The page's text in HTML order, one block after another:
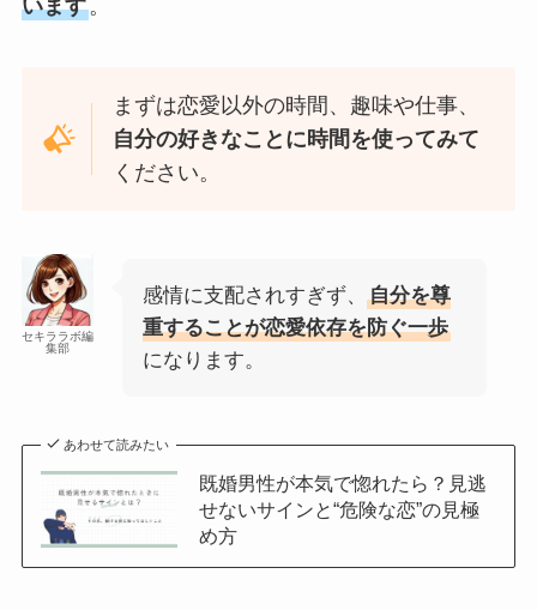
います。
まずは恋愛以外の時間、趣味や仕事、
自分の好きなことに時間を使ってみて
ください。
セキララボ編
集部
感情に支配されすぎず、
自分を尊
重することが恋愛依存を防ぐ一歩
になります。
あわせて読みたい
既婚男性が本気で惚れたら？見逃
せないサインと“危険な恋”の見極
め方